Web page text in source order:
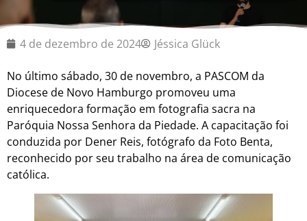
4 de dezembro de 2024 Jéssica Glück
No último sábado, 30 de novembro, a PASCOM da
Diocese de Novo Hamburgo promoveu uma
enriquecedora formação em fotografia sacra na
Paróquia Nossa Senhora da Piedade. A capacitação foi
conduzida por Dener Reis, fotógrafo da Foto Benta,
reconhecido por seu trabalho na área de comunicação
católica.